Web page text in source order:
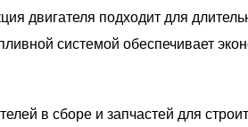
двигателя подходит для
системой обеспечивает
в сборе и запчастей для